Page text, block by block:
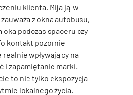
klienta. Mija ją w
z okna autobusu,
podczas spaceru czy
kontakt pozornie
realnie wpływający na
i zapamiętanie marki.
to nie tylko ekspozycja –
lokalnego życia.